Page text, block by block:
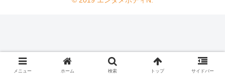
メニュー ホーム 検索 トップ サイドバー